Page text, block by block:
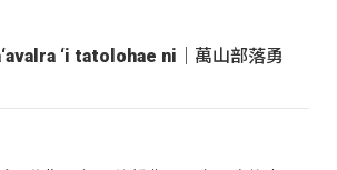
‘i tatolohae ni｜萬山部落勇